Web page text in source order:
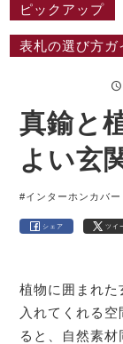
ピックアップ
表札の選び方ガ
真鍮と
よい玄
#インターホンカバー
シェア ツイ
植物に囲まれた
入れてくれる
ると、自然素